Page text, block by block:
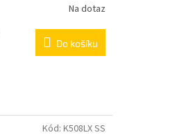
Na dotaz
Do košíku
Kód: K508LX SS